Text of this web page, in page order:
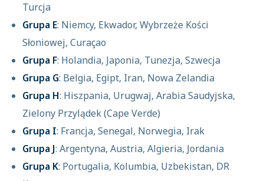
Turcja
Grupa E: Niemcy, Ekwador, Wybrzeże Kości
Słoniowej, Curaçao
Grupa F: Holandia, Japonia, Tunezja, Szwecja
Grupa G: Belgia, Egipt, Iran, Nowa Zelandia
Grupa H: Hiszpania, Urugwaj, Arabia Saudyjska,
Zielony Przylądek (Cape Verde)
Grupa I: Francja, Senegal, Norwegia, Irak
Grupa J: Argentyna, Austria, Algieria, Jordania
Grupa K: Portugalia, Kolumbia, Uzbekistan, DR